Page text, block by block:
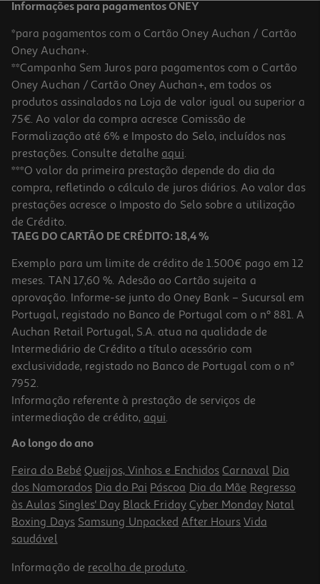
1.0
Lençol De Baixo Com Elástico Actuel Azul 52% Poliester / 48%
Algodão 160x200cm
11.49 €/un
11,49 €
-31%
Lençol De Baixo Com Elástico Actuel Branco 100% Algodão
180x200cm
12.5 €/un
12,50 €
Promoção
Informações para pagamentos ONEY
*para pagamentos com o Cartão Oney Auchan / Cartão
Oney Auchan+.
**Campanha Sem Juros para pagamentos com o Cartão
Oney Auchan / Cartão Oney Auchan+, em todos os
produtos assinalados na Loja de valor igual ou superior a
75€. Ao valor da compra acresce Comissão de
Formalização até 6% e Imposto do Selo, incluídos nas
prestações. Consulte detalhe aqui.
***O valor da primeira prestação depende do dia da
compra, refletindo o cálculo de juros diários. Ao valor das
prestações acresce o Imposto do Selo sobre a utilização
de Crédito.
TAEG DO CARTÃO DE CRÉDITO: 18,4 %
Exemplo para um limite de crédito de 1.500€ pago em 12
meses. TAN 17,60 %. Adesão ao Cartão sujeita a
aprovação. Informe-se junto do Oney Bank – Sucursal em
Portugal, registado no Banco de Portugal com o nº 881. A
Auchan Retail Portugal, S.A. atua na qualidade de
Intermediário de Crédito a título acessório com
exclusividade, registado no Banco de Portugal com o nº
7952.
Informação referente à prestação de serviços de
intermediação de crédito, aqui.
Ao longo do ano
Feira do Bebé Queijos, Vinhos e Enchidos Carnaval Dia
dos Namorados Dia do Pai Páscoa Dia da Mãe Regresso
às Aulas Singles' Day Black Friday Cyber Monday Natal
Boxing Days Samsung Unpacked After Hours Vida
saudável
Informação de recolha de produto.